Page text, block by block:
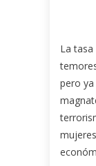
La
pero